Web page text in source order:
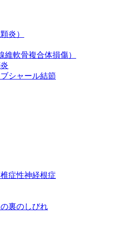
炎）
維軟骨複合体損傷）
シャール結節
症性神経根症
裏のしびれ